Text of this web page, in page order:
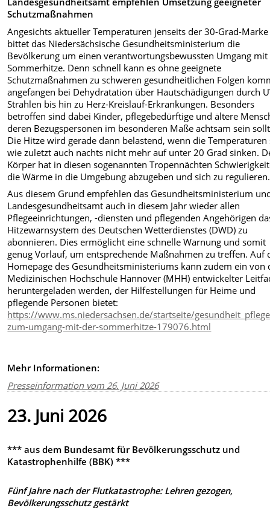
Schutzmaßnahmen
Angesichts aktueller Temperaturen jenseits der 30-Grad-Marke
bittet das Niedersächsische Gesundheitsministerium die
Bevölkerung um einen verantwortungsbewussten Umgang
Sommerhitze. Denn schnell kann es ohne geeignete
Schutzmaßnahmen zu schweren gesundheitlichen Folgen
angefangen bei Dehydratation über Hautschädigungen durch
Strahlen bis hin zu Herz-Kreislauf-Erkrankungen. Besonders
betroffen sind dabei Kinder, pflegebedürftige und ältere
deren Bezugspersonen im besonderen Maße achtsam sein
Die Hitze wird gerade dann belastend, wenn die Temperaturen
wie zuletzt auch nachts nicht mehr auf unter 20 Grad sinken.
Körper hat in diesen sogenannten Tropennächten
die Wärme in die Umgebung abzugeben und sich zu regulieren.
Aus diesem Grund empfehlen das Gesundheitsministerium
Landesgesundheitsamt auch in diesem Jahr wieder allen
Pflegeeinrichtungen, -diensten und pflegenden Angehörigen
Hitzewarnsystem des Deutschen Wetterdienstes (DWD) zu
abonnieren. Dies ermöglicht eine schnelle Warnung und somit
genug Vorlauf, um entsprechende Maßnahmen zu treffen. Auf
Homepage des Gesundheitsministeriums kann zudem ein von
Medizinischen Hochschule Hannover (MHH) entwickelter
heruntergeladen werden, der Hilfestellungen für Heime und
pflegende Personen bietet:
https://www.ms.niedersachsen.de/startseite/
zum-umgang-mit-der-sommerhitze-179076.html
Mehr Informationen:
Presseinformation vom 26. Juni 2026
23. Juni 2026
*** aus dem Bundesamt für Bevölkerungsschutz und
Katastrophenhilfe (BBK) ***
Fünf Jahre nach der Flutkatastrophe: Lehren gezogen,
Bevölkerungsschutz gestärkt